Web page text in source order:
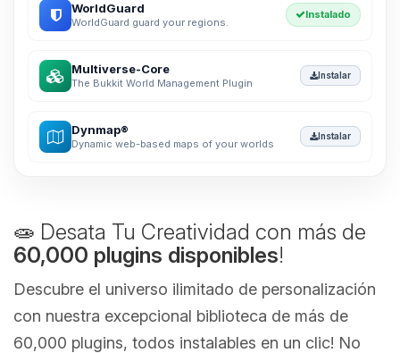
WorldGuard
WorldGuard guard your regions.
Instalado
Multiverse-Core
The Bukkit World Management Plugin
Instalar
Dynmap®
Dynamic web-based maps of your worlds
Instalar
🧫 Desata Tu Creatividad con más de
60,000 plugins disponibles!
Descubre el universo ilimitado de personalización
con nuestra excepcional biblioteca de más de
60,000 plugins, todos instalables en un clic! No